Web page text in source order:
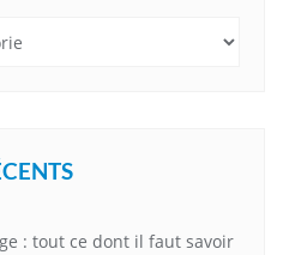
: tout ce dont il faut savoir